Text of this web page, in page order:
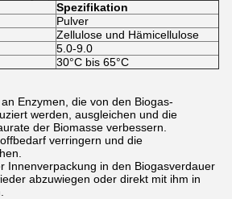
Spezifikation
Pulver
Zellulose und Hämicellulose
5.0-9.0
30°C bis 65°C
Enzymen, die von den Biogas-
werden, ausgleichen und die
der Biomasse verbessern.
verringern und die
Innenverpackung in den Biogasverdauer
abzuwiegen oder direkt mit ihm in